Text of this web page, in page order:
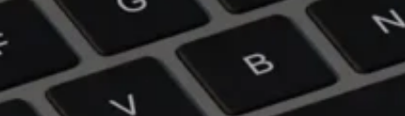
WEBSITE MARINO PUNK